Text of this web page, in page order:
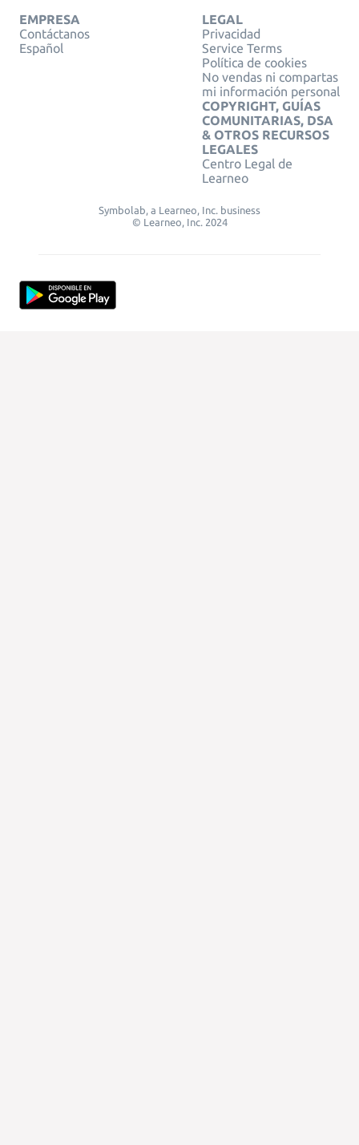
EMPRESA
Contáctanos
Español
LEGAL
Privacidad
Service Terms
Política de cookies
No vendas ni compartas
mi información personal
COPYRIGHT, GUÍAS
COMUNITARIAS, DSA
& OTROS RECURSOS
LEGALES
Centro Legal de
Learneo
Symbolab, a Learneo, Inc. business
© Learneo, Inc. 2024